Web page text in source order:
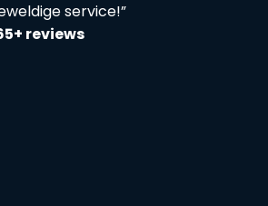
service!”
reviews